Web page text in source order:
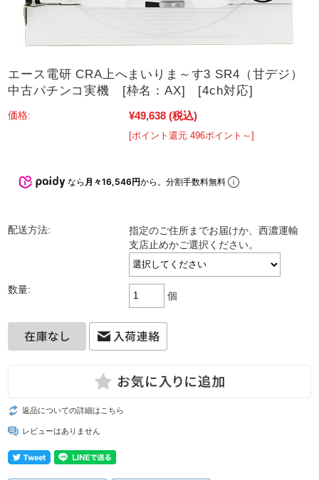
エース電研 CRA上へまいりま～す3 SR4（甘デジ）
中古パチンコ実機 [枠名：AX] [4ch対応]
価格: ¥49,638 (税込)
[ポイント還元 496ポイント～]
なら 月々16,546円から。分割手数料無料
配送方法:
指定のご住所までお届けか、西濃運輸
支店止めかご選択ください。
数量:
個
返品についての詳細はこちら
レビューはありません